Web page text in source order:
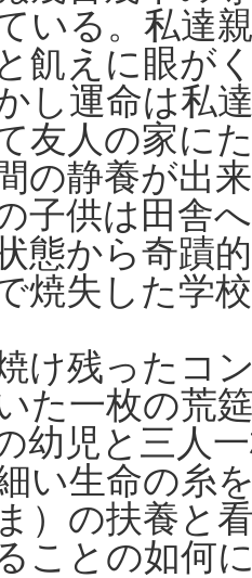
いる。私達
飢えに眼が
し運命は私
友人の家に
の静養が出
子供は田舎
態から奇蹟
焼失した学
け残ったコ
た一枚の荒
幼児と三人
い生命の糸
）の扶養と
ことの如何